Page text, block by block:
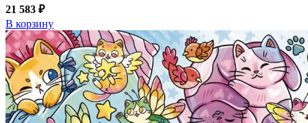
21 583 ₽
В корзину